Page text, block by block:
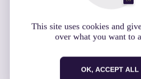
This site uses cookies and
over what you want to
OK, ACCEPT ALL